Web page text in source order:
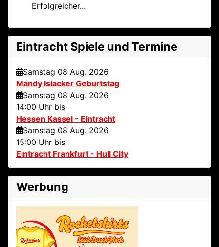
Erfolgreicher...
Eintracht Spiele und Termine
Samstag 08 Aug. 2026
Mandy Islacker Geburtstag
Samstag 08 Aug. 2026
14:00 Uhr bis
Hessen Kassel - Eintracht
Samstag 08 Aug. 2026
15:00 Uhr bis
Eintracht Frankfurt - Hull City
Werbung